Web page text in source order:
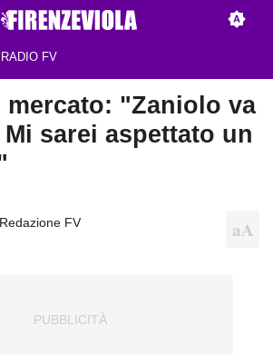
RADIO FV
"Zaniolo va
sarei aspettato un
FV